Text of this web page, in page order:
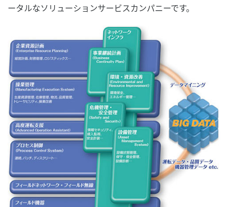
ータルなソリューションサービスカンパニーです。